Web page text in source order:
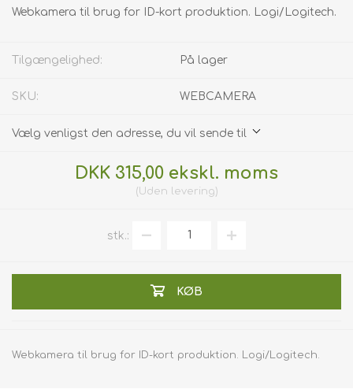
Webkamera til brug for ID-kort produktion. Logi/Logitech.
Tilgængelighed: På lager
SKU: WEBCAMERA
Vælg venligst den adresse, du vil sende til
DKK 315,00 ekskl. moms
Uden levering
stk.:
KØB
Webkamera til brug for ID-kort produktion. Logi/Logitech.